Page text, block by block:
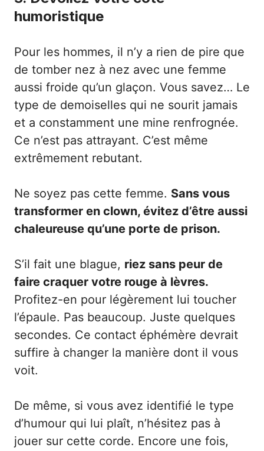
humoristique
Pour les hommes, il n’y a rien de pire que
de tomber nez à nez avec une femme
aussi froide qu’un glaçon. Vous savez… Le
type de demoiselles qui ne sourit jamais
et a constamment une mine renfrognée.
Ce n’est pas attrayant. C’est même
extrêmement rebutant.
Ne soyez pas cette femme. Sans vous
transformer en clown, évitez d’être aussi
chaleureuse qu’une porte de prison.
S’il fait une blague, riez sans peur de
faire craquer votre rouge à lèvres.
Profitez-en pour légèrement lui toucher
l’épaule. Pas beaucoup. Juste quelques
secondes. Ce contact éphémère devrait
suffire à changer la manière dont il vous
voit.
De même, si vous avez identifié le type
d’humour qui lui plaît, n’hésitez pas à
jouer sur cette corde. Encore une fois,